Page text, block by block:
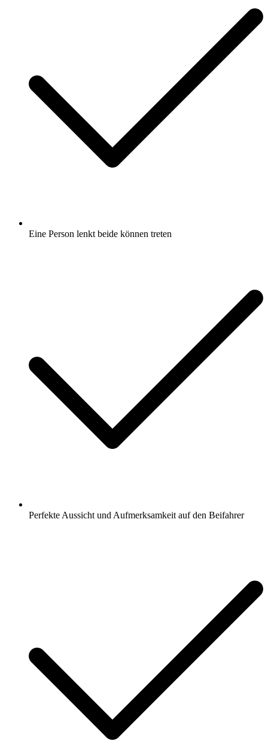
Eine Person lenkt beide können treten
Perfekte Aussicht und Aufmerksamkeit auf den Beifahrer